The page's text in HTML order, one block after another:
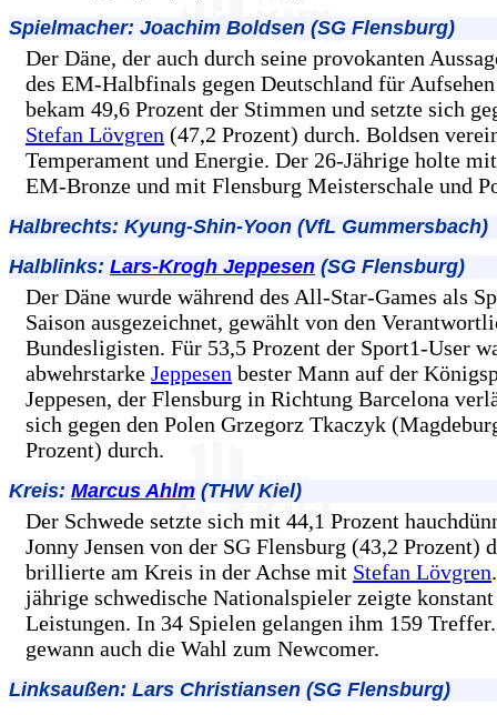
Spielmacher: Joachim Boldsen (SG Flensburg)
Der Däne, der auch durch seine provokanten
des EM-Halbfinals gegen Deutschland für
bekam 49,6 Prozent der Stimmen und setzte sich
Stefan Lövgren (47,2 Prozent) durch. Boldsen
Temperament und Energie. Der 26-Jährige holte
EM-Bronze und mit Flensburg Meisterschale und
Halbrechts: Kyung-Shin-Yoon (VfL Gummersbach)
Halblinks: Lars-Krogh Jeppesen (SG Flensburg)
Der Däne wurde während des All-Star-Games als
Saison ausgezeichnet, gewählt von den
Bundesligisten. Für 53,5 Prozent der Sport1-User
abwehrstarke Jeppesen bester Mann auf der
Jeppesen, der Flensburg in Richtung Barcelona
sich gegen den Polen Grzegorz Tkaczyk
Prozent) durch.
Kreis: Marcus Ahlm (THW Kiel)
Der Schwede setzte sich mit 44,1 Prozent
Jonny Jensen von der SG Flensburg (43,2 Prozent)
brillierte am Kreis in der Achse mit Stefan Lövgren
jährige schwedische Nationalspieler zeigte
Leistungen. In 34 Spielen gelangen ihm 159
gewann auch die Wahl zum Newcomer.
Linksaußen: Lars Christiansen (SG Flensburg)